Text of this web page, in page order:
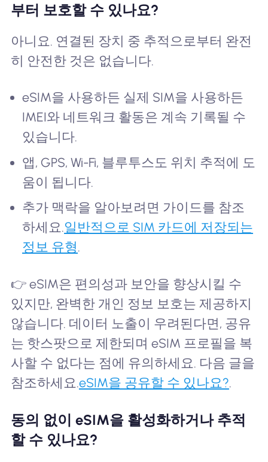
부터 보호할 수 있나요?
아니요. 연결된 장치 중 추적으로부터 완전
히 안전한 것은 없습니다.
eSIM을 사용하든 실제 SIM을 사용하든
IMEI와 네트워크 활동은 계속 기록될 수
있습니다.
앱, GPS, Wi-Fi, 블루투스도 위치 추적에 도
움이 됩니다.
추가 맥락을 알아보려면 가이드를 참조
하세요.일반적으로 SIM 카드에 저장되는
정보 유형.
👉 eSIM은 편의성과 보안을 향상시킬 수
있지만, 완벽한 개인 정보 보호는 제공하지
않습니다. 데이터 노출이 우려된다면, 공유
는 핫스팟으로 제한되며 eSIM 프로필을 복
사할 수 없다는 점에 유의하세요. 다음 글을
참조하세요.eSIM을 공유할 수 있나요?.
동의 없이 eSIM을 활성화하거나 추적
할 수 있나요?